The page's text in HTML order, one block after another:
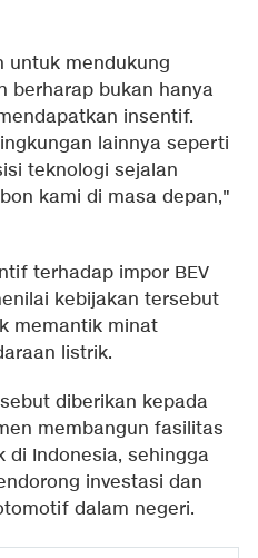
untuk mendukung
berharap bukan hanya
insentif.
lainnya seperti
teknologi sejalan
kami di masa depan,"
terhadap impor BEV
kebijakan tersebut
memantik minat
listrik.
diberikan kepada
membangun fasilitas
di Indonesia, sehingga
investasi dan
dalam negeri.